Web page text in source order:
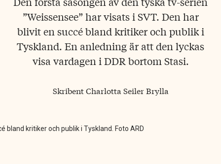
”Weissensee” har visats i SVT. Den har
blivit en succé bland kritiker och publik i
Tyskland. En anledning är att den lyckas
visa vardagen i DDR bortom Stasi.
SkribentCharlotta Seiler Brylla
bland kritiker och publik i Tyskland. Foto ARD